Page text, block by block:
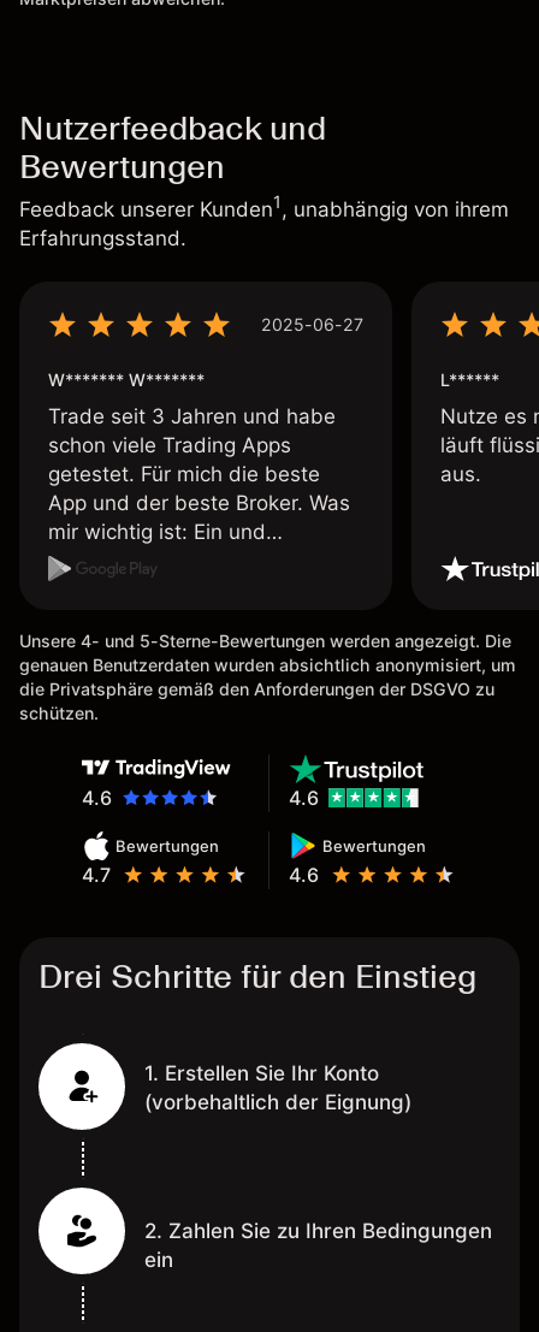
Nutzerfeedback und
Bewertungen
Feedback unserer Kunden1, unabhängig von ihrem
Erfahrungsstand.
2025-06-27
W******* W*******
Trade seit 3 Jahren und habe
schon viele Trading Apps
getestet. Für mich die beste
App und der beste Broker. Was
mir wichtig ist: Ein und
Auszahlungen per Kreditkarte
möglich. Berichte, Auszüge OK.
Eine Diagrammfunktion wie es
bei Naga ist wäre
L******
Nutze es
läuft
aus.
Unsere 4- und 5-Sterne-Bewertungen werden angezeigt. Die
genauen Benutzerdaten wurden absichtlich anonymisiert, um
die Privatsphäre gemäß den Anforderungen der DSGVO zu
schützen.
4.6
Bewertungen
4.7
Bewertungen
4.6
4.6
Drei Schritte für den Einstieg
1. Erstellen Sie Ihr Konto
(vorbehaltlich der Eignung)
2. Zahlen Sie zu Ihren Bedingungen
ein